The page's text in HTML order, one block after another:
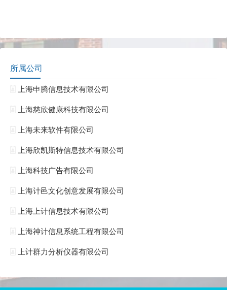
所属公司
上海申腾信息技术有限公司
上海慈欣健康科技有限公司
上海未来软件有限公司
上海欣凯斯特信息技术有限公司
上海科技广告有限公司
上海计邑文化创意发展有限公司
上海上计信息技术有限公司
上海神计信息系统工程有限公司
上计群力分析仪器有限公司